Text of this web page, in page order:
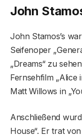
John
John Stamos’s
Seifenoper
„Dreams“ zu
Fernsehfilm „Alice
Matt Willows in
Anschließend
House“. Er trat